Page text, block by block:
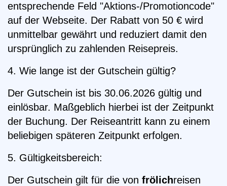
entsprechende Feld "Aktions-/Promotioncode"
auf der Webseite. Der Rabatt von 50 € wird
unmittelbar gewährt und reduziert damit den
ursprünglich zu zahlenden Reisepreis.
4. Wie lange ist der Gutschein gültig?
Der Gutschein ist bis 30.06.2026 gültig und
einlösbar. Maßgeblich hierbei ist der Zeitpunkt
der Buchung. Der Reiseantritt kann zu einem
beliebigen späteren Zeitpunkt erfolgen.
5. Gültigkeitsbereich:
Der Gutschein gilt für die von frölichreisen